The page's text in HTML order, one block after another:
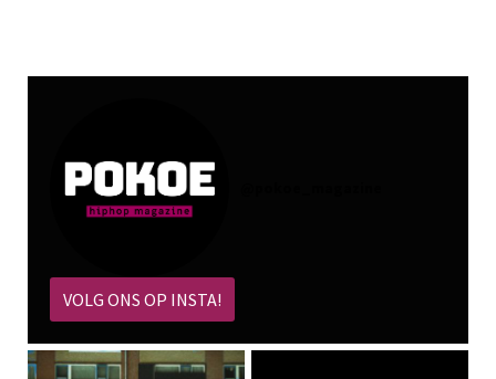
VOLG ONS OP INSTA!